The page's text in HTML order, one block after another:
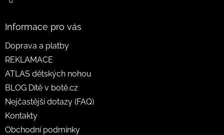
Informace pro vás
Doprava a platby
REKLAMACE
ATLAS dětských nohou
BLOG Dítě v botě.cz
Nejčastější dotazy (FAQ)
Kontakty
Obchodní podmínky